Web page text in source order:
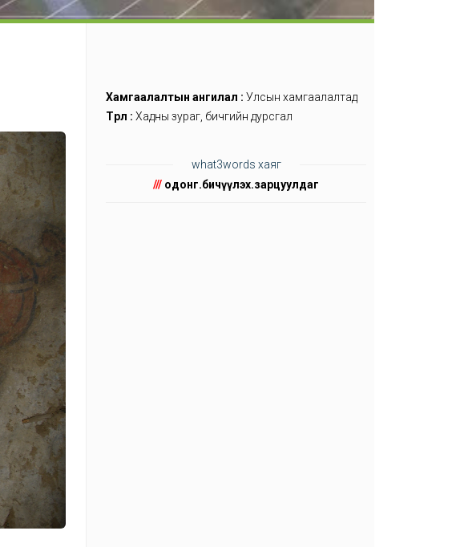
Хамгаалалтын ангилал : Улсын хамгаалалтад
Төрөл : Хадны зураг, бичгийн дурсгал
what3words хаяг
/// одонг.бичүүлэх.зарцуулдаг